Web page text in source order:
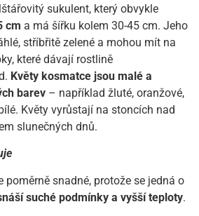
sukulent, který obvykle
cm a má šířku kolem 30-45 cm. Jeho
stříbřitě zelené a mohou mít na
které dávají rostlině
Květy kosmatce jsou malé a
barev – například žluté, oranžové,
Květy vyrůstají na stoncích nad
slunečných dnů.
poměrně snadné, protože se jedná o
suché podmínky a vyšší teploty.